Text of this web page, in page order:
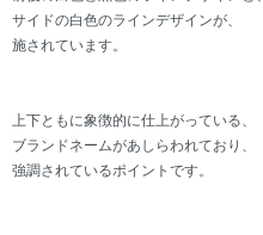
サイドの白色のラインデザインが、
施されています。
上下ともに象徴的に仕上がっている、
ブランドネームがあしらわれており、
強調されているポイントです。